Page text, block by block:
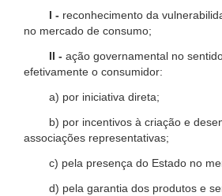
I - reconhecimento da
no mercado de consumo;
II - ação governamental no
efetivamente o consumidor:
a) por iniciativa direta;
b) por incentivos à criação e
associações representativas;
c) pela presença do Estado no
d) pela garantia dos produtos e